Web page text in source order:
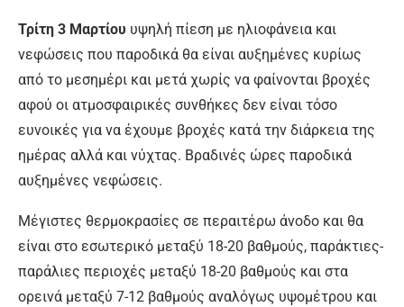
Τρίτη 3 Μαρτίου υψηλή πίεση με ηλιοφάνεια και
νεφώσεις που παροδικά θα είναι αυξημένες κυρίως
από το μεσημέρι και μετά χωρίς να φαίνονται βροχές
αφού οι ατμοσφαιρικές συνθήκες δεν είναι τόσο
ευνοικές για να έχουμε βροχές κατά την διάρκεια της
ημέρας αλλά και νύχτας. Βραδινές ώρες παροδικά
αυξημένες νεφώσεις.
Μέγιστες θερμοκρασίες σε περαιτέρω άνοδο και θα
είναι στο εσωτερικό μεταξύ 18-20 βαθμούς, παράκτιες-
παράλιες περιοχές μεταξύ 18-20 βαθμούς και στα
ορεινά μεταξύ 7-12 βαθμούς αναλόγως υψομέτρου και